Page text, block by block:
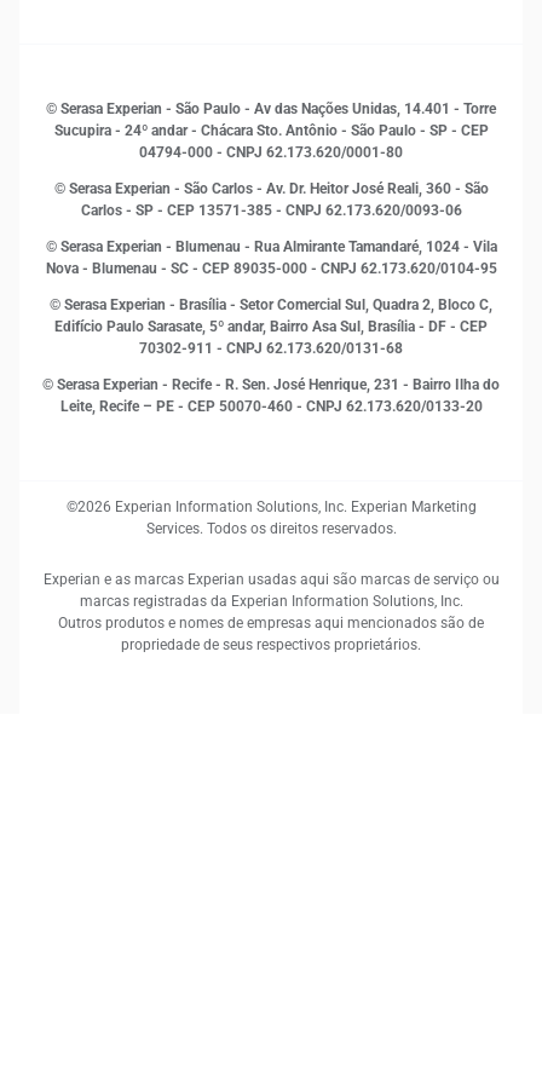
Inovação e Tecnologia
Leis e impostos
Marketing
Open Finance
Proteção de Dados
Sustentabilidade Corporativa
© Serasa Experian - São Paulo - Av das Nações Unidas, 14.401 - Torre
Sucupira - 24º andar - Chácara Sto. Antônio - São Paulo - SP - CEP
04794-000 - CNPJ 62.173.620/0001-80
© Serasa Experian - São Carlos - Av. Dr. Heitor José Reali, 360 - São
Carlos - SP - CEP 13571-385 - CNPJ 62.173.620/0093-06
© Serasa Experian - Blumenau - Rua Almirante Tamandaré, 1024 - Vila
Nova - Blumenau - SC - CEP 89035-000 - CNPJ 62.173.620/0104-95
© Serasa Experian - Brasília - Setor Comercial Sul, Quadra 2, Bloco C,
Edifício Paulo Sarasate, 5º andar, Bairro Asa Sul, Brasília - DF - CEP
70302-911 - CNPJ 62.173.620/0131-68
© Serasa Experian - Recife - R. Sen. José Henrique, 231 - Bairro Ilha do
Leite, Recife – PE - CEP 50070-460 - CNPJ 62.173.620/0133-20
©2026 Experian Information Solutions, Inc. Experian Marketing
Services. Todos os direitos reservados.
Experian e as marcas Experian usadas aqui são marcas de serviço ou
marcas registradas da Experian Information Solutions, Inc.
Outros produtos e nomes de empresas aqui mencionados são de
propriedade de seus respectivos proprietários.